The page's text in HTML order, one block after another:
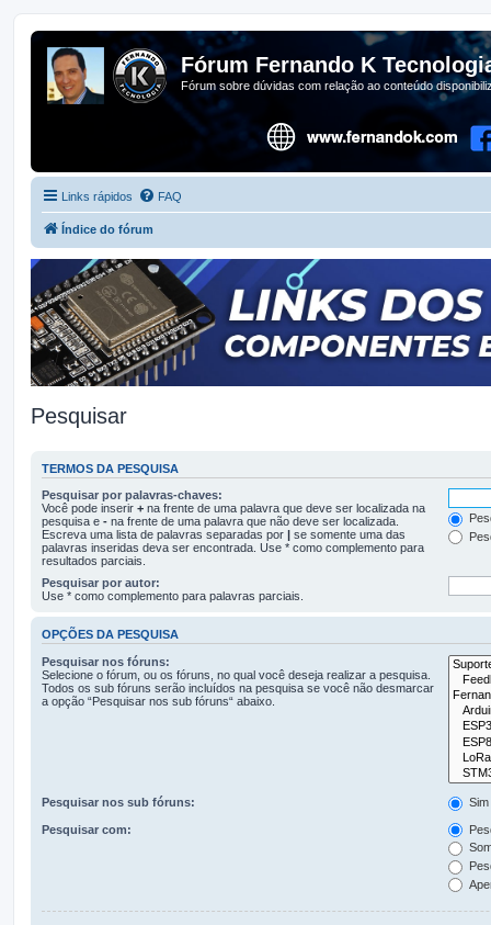
Fórum Fernando K
Fórum sobre dúvidas com relação ao conteúdo
Links rápidos FAQ
Índice do fórum
Pesquisar
TERMOS DA PESQUISA
Pesquisar por palavras-chaves:
Você pode inserir + na frente de uma palavra que deve ser localizada na
pesquisa e - na frente de uma palavra que não deve ser localizada.
Escreva uma lista de palavras separadas por
se somente uma das
palavras inseridas deva ser encontrada. Use * como complemento para
resultados parciais.
Pesquisar por autor:
Use * como complemento para palavras parciais.
OPÇÕES DA PESQUISA
Pesquisar nos fóruns:
Selecione o fórum, ou os fóruns, no qual você deseja realizar a pesquisa.
Todos os sub fóruns serão incluídos na pesquisa se você não desmarcar
a opção “Pesquisar nos sub fóruns“ abaixo.
Pesquisar nos sub fóruns: Sim
Pesquisar com: